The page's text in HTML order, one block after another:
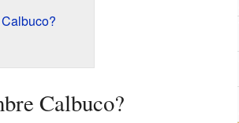
Calbuco?